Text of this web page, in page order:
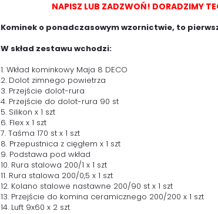
NAPISZ LUB ZADZWOŃ! DORADZIMY
Kominek o ponadczasowym wzornictwie, to
W skład zestawu wchodzi:
1. Wkład kominkowy Maja 8 DECO
2. Dolot zimnego powietrza
3. Przejście dolot-rura
4. Przejście do dolot-rura 90 st
5. Silikon x 1 szt
6. Flex x 1 szt
7. Taśma 170 st x 1 szt
8. Przepustnica z cięgłem x 1 szt
9. Podstawa pod wkład
10. Rura stalowa 200/1 x 1 szt
11. Rura stalowa 200/0,5 x 1 szt
12. Kolano stalowe nastawne 200/90 st x 1 szt
13. Przejście do komina ceramicznego 200/200 x 1 szt
14. Luft 9x60 x 2 szt